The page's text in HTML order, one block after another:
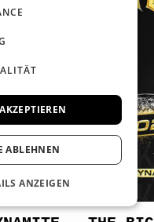
ABLEHNEN
ANZEIGEN